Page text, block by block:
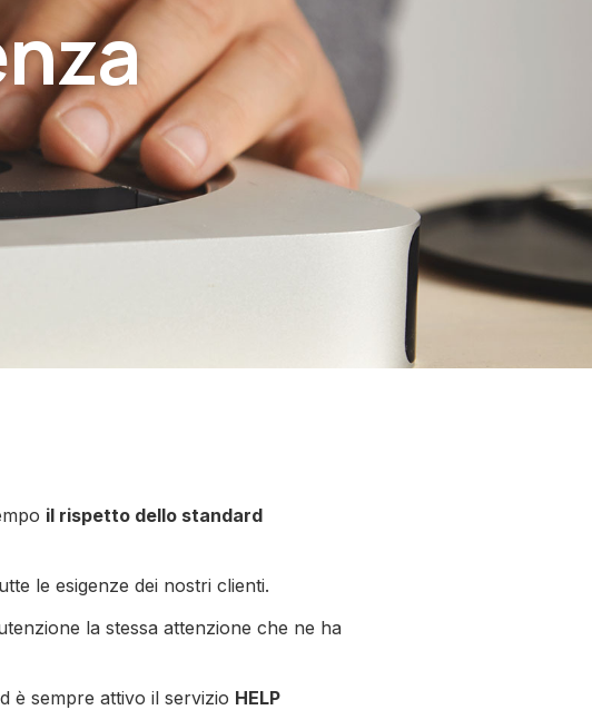
il rispetto dello standard
le esigenze dei nostri clienti.
la stessa attenzione che ne ha
è sempre attivo il servizio HELP